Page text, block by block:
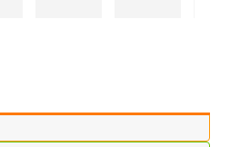
tôi sẽ
đây